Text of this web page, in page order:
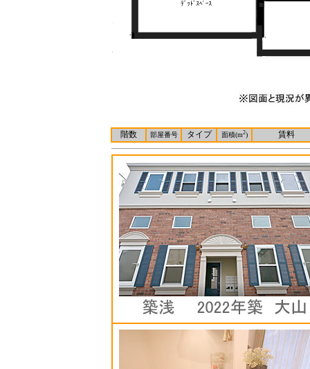
階数 部屋番号 タイプ 面積(m2) 賃料